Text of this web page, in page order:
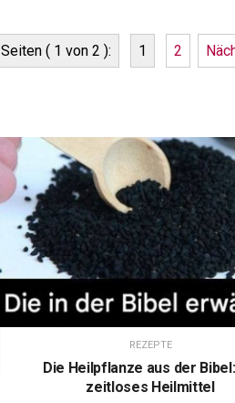
Seiten ( 1 von 2 ): 1 2
REZEPTE
Die Heilpflanze aus der
zeitloses Heilmittel